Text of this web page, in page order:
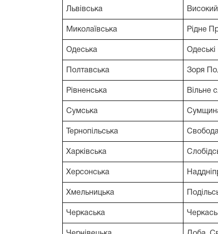
Львівська
Миколаївська Рідне
Одеська Одеські
Полтавська Зоря
Рівненська Вільне
Сумська
Тернопільська
Харківська
Херсонська
Хмельницька
Черкаська